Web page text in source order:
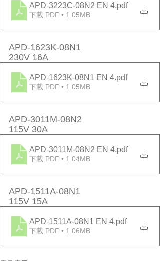
APD-3223C-08N2 EN 4.pdf
下載 PDF • 1.05MB
APD-1623K-08N1
230V 16A
APD-1623K-08N1 EN 4.pdf
下載 PDF • 1.05MB
APD-3011M-08N2
115V 30A
APD-3011M-08N2 EN 4.pdf
下載 PDF • 1.04MB
APD-1511A-08N1
115V 15A
APD-1511A-08N1 EN 4.pdf
下載 PDF • 1.06MB